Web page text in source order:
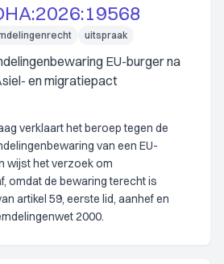
uitspraak
EU-burger na
en migratiepact
verklaart het beroep tegen de
van een EU-
wijst het verzoek om
omdat de bewaring terecht is
artikel 59, eerste lid, aanhef en
2000.